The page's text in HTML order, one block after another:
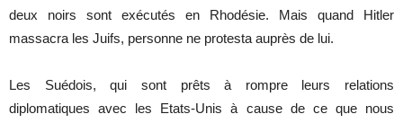
deux noirs sont exécutés en Rhodésie. Mais quand Hitler
massacra les Juifs, personne ne protesta auprès de lui.
Les Suédois, qui sont prêts à rompre leurs relations
diplomatiques avec les Etats-Unis à cause de ce que nous